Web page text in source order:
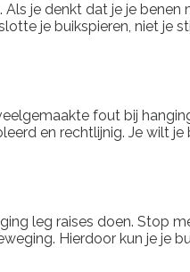
je denkt dat je je
je buikspieren, niet
fout bij
en rechtlijnig. Je wilt
leg raises doen. Stop
Hierdoor kun je je